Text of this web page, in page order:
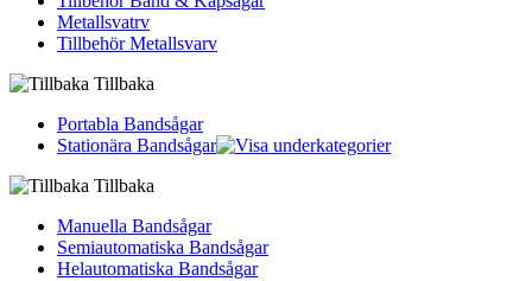
Metallsvatrv
Tillbehör Metallsvarv
Tillbaka
Portabla Bandsågar
Stationära Bandsågar
Tillbaka
Manuella Bandsågar
Semiautomatiska Bandsågar
Helautomatiska Bandsågar